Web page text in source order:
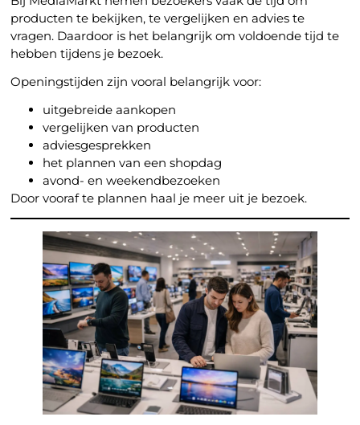
producten te bekijken, te vergelijken en advies te
vragen. Daardoor is het belangrijk om voldoende tijd te
hebben tijdens je bezoek.
Openingstijden zijn vooral belangrijk voor:
uitgebreide aankopen
vergelijken van producten
adviesgesprekken
het plannen van een shopdag
avond- en weekendbezoeken
Door vooraf te plannen haal je meer uit je bezoek.